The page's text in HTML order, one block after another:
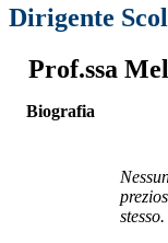
Dirigente
Prof.ssa
Biografia
stesso.